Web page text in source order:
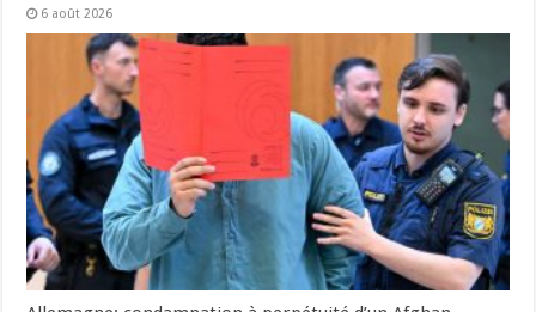
6 août 2026